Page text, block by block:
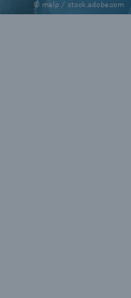
© malp / stock.adobe.com